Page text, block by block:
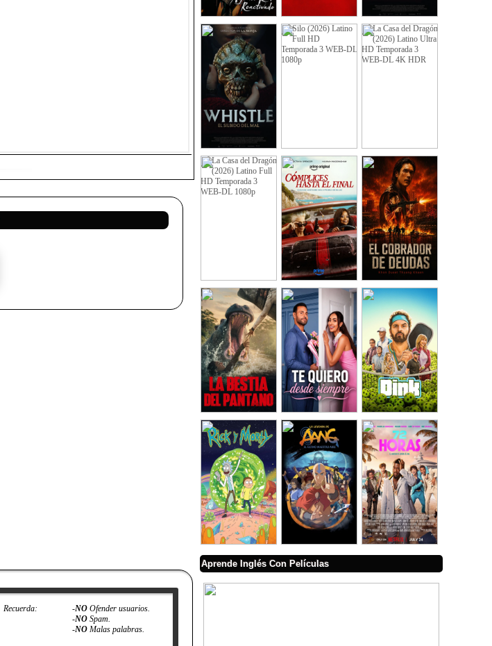
Recuerda: -NOOfender usuarios.
-NOSpam.
-NOMalas palabras.
Aprende Inglés Con Películas